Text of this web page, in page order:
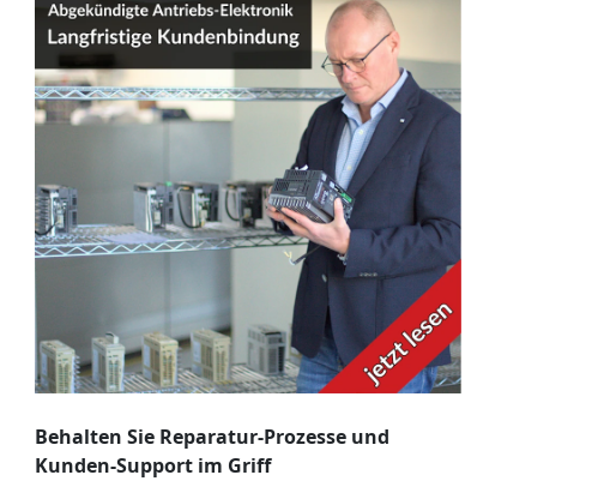
Behalten Sie Reparatur-Prozesse und
Kunden-Support im Griff